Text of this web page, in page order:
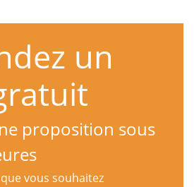
un
proposition sous
vous souhaitez